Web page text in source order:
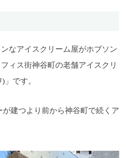
なアイスクリーム屋がホブソン
ィス街神谷町の老舗アイスクリ
です。
建つより前から神谷町で続くア